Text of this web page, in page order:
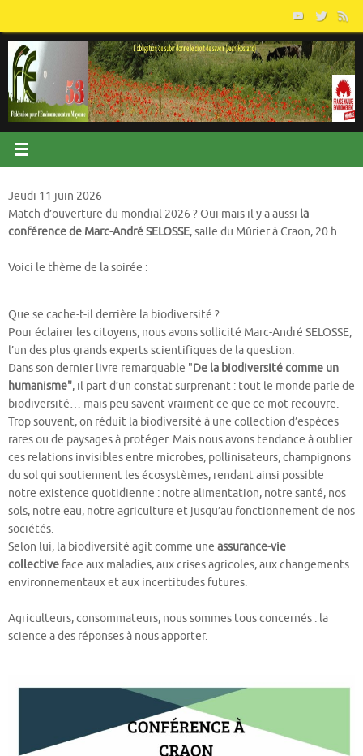
contenu
Jeudi 11 juin 2026
Match d’ouverture du mondial 2026 ? Oui mais il y a aussi la
conférence de Marc-André SELOSSE, salle du Mûrier à Craon, 20 h.
Voici le thème de la soirée :
Que se cache-t-il derrière la biodiversité ?
Pour éclairer les citoyens, nous avons sollicité Marc-André SELOSSE,
l’un des plus grands experts scientifiques de la question.
Dans son dernier livre remarquable "De la biodiversité comme un
humanisme", il part d’un constat surprenant : tout le monde parle de
biodiversité… mais peu savent vraiment ce que ce mot recouvre.
Trop souvent, on réduit la biodiversité à une collection d’espèces
rares ou de paysages à protéger. Mais nous avons tendance à oublier
ces relations invisibles entre microbes, pollinisateurs, champignons
du sol qui soutiennent les écosystèmes, rendant ainsi possible
notre existence quotidienne : notre alimentation, notre santé, nos
sols, notre eau, notre agriculture et jusqu’au fonctionnement de nos
sociétés.
Selon lui, la biodiversité agit comme une assurance-vie
collective face aux maladies, aux crises agricoles, aux changements
environnementaux et aux incertitudes futures.
Agriculteurs, consommateurs, nous sommes tous concernés : la
science a des réponses à nous apporter.